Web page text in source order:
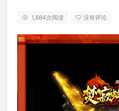
1,884次阅读 没有评论